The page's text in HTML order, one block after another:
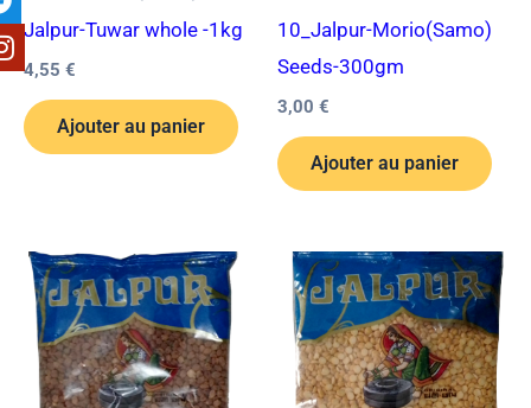
Jalpur-Tuwar whole -1kg
4,55 €
Ajouter au panier
10_Jalpur-Morio(Samo)
Seeds-300gm
3,00 €
Ajouter au panier